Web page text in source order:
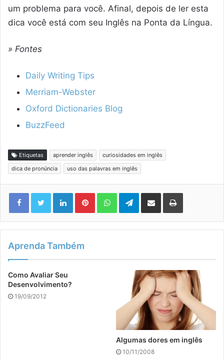
um problema para você. Afinal, depois de ler esta
dica você está com seu Inglês na Ponta da Língua.
» Fontes
Daily Writing Tips
Merriam-Webster
Oxford Dictionaries Blog
BuzzFeed
Etiquetas aprender inglês
curiosidades em inglês
dica de pronúncia
uso das palavras em inglês
LinkedinPinterestWhatsAppTelegram
Compartilhar via e-mail Imprimir
Aprenda Também
Como Avaliar Seu
Desenvolvimento?
19/09/2012
Algumas dores em inglês
10/11/2008